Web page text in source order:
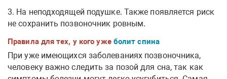
3. На неподходящей подушке. Также появляется риск
не сохранить позвоночник ровным.
Правила для тех, у кого уже болит спина
При уже имеющихся заболеваниях позвоночника,
человеку важно следить за позой для сна, так как